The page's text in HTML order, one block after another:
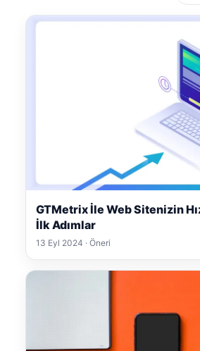
GTMetrix İle Web Sitenizin
İlk Adımlar
13 Eyl 2024 · Öneri